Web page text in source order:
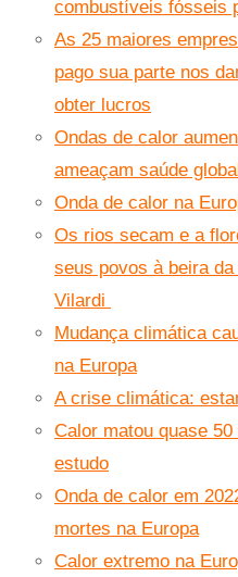
combustíveis fósseis
As 25 maiores
pago sua parte nos
obter lucros
Ondas de calor
ameaçam saúde
Onda de calor na
Os rios secam e a
seus povos à beira
Vilardi
Mudança climática
na Europa
A crise climática:
Calor matou quase
estudo
Onda de calor em
mortes na Europa
Calor extremo na